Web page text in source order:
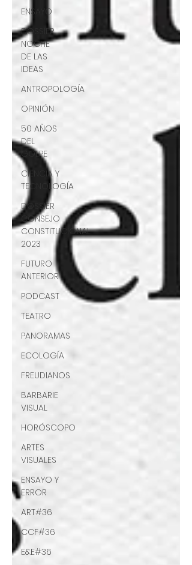
ENSAYO
DOSSIER
NOCHE
DE LAS
IDEAS
ANTROPOLOGÍA
OPINIÓN
50 AÑOS
DEL
GOLPE
CIENCIA Y
TECNOLOGÍA
DOSSIER
CONSEJO
CONSTITUCIONAL
2023
FUTURO
ANTERIOR
PODCAST
TEATRO
PANORAMAS
ECOLOGÍA
FREUDIANOS
BARBARIE
VISUAL
HORÓSCOPO
ARTES
VISUALES
ENSAYO Y
ERROR
ART#36
CCF#36
E&E#36